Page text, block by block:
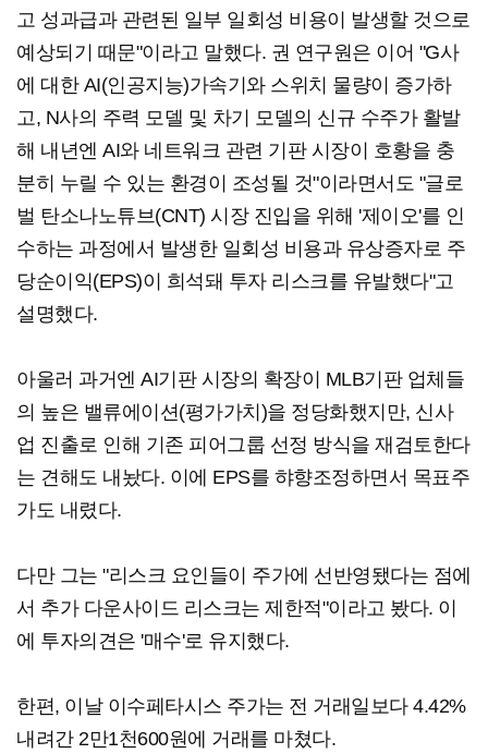
고 성과급과 관련된 일부 일회성 비용이 발생할 것으로
예상되기 때문"이라고 말했다. 권 연구원은 이어 "G사
에 대한 AI(인공지능)가속기와 스위치 물량이 증가하
고, N사의 주력 모델 및 차기 모델의 신규 수주가 활발
해 내년엔 AI와 네트워크 관련 기판 시장이 호황을 충
분히 누릴 수 있는 환경이 조성될 것"이라면서도 "글로
벌 탄소나노튜브(CNT) 시장 진입을 위해 '제이오'를 인
수하는 과정에서 발생한 일회성 비용과 유상증자로 주
당순이익(EPS)이 희석돼 투자 리스크를 유발했다"고
설명했다.
아울러 과거엔 AI기판 시장의 확장이 MLB기판 업체들
의 높은 밸류에이션(평가가치)을 정당화했지만, 신사
업 진출로 인해 기존 피어그룹 선정 방식을 재검토한다
는 견해도 내놨다. 이에 EPS를 햐향조정하면서 목표주
가도 내렸다.
다만 그는 "리스크 요인들이 주가에 선반영됐다는 점에
서 추가 다운사이드 리스크는 제한적"이라고 봤다. 이
에 투자의견은 '매수'로 유지했다.
한편, 이날 이수페타시스 주가는 전 거래일보다 4.42%
내려간 2만1천600원에 거래를 마쳤다.